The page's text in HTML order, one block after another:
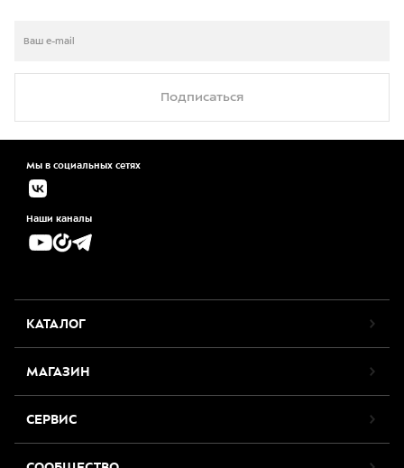
Подписаться
Мы в социальных сетях
Наши каналы
КАТАЛОГ
МАГАЗИН
СЕРВИС